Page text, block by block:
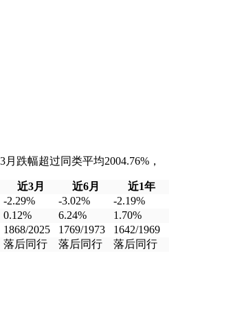
跌幅超过同类平均2004.76%，
近3月 近6月
近1年
-2.29% -3.02%
-2.19%
0.12% 6.24%
1.70%
1868/2025 1769/1973
1642/1969
落后同行 落后同行
落后同行